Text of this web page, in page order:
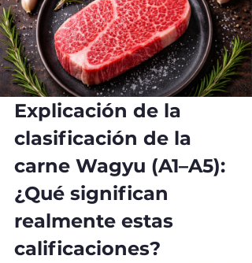
Explicación de la
clasificación de la
carne Wagyu (A1–A5):
¿Qué significan
realmente estas
calificaciones?